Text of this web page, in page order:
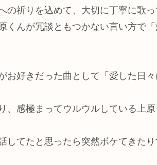
祈りを込めて、大切に丁寧に歌っ
んが冗談ともつかない言い方で
好きだった曲として「愛した日
感極まってウルウルしている上
てたと思ったら突然ボケてきたり